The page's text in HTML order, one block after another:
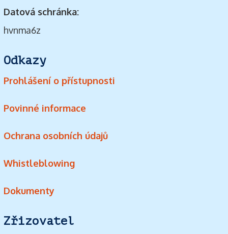
Datová schránka:
hvnma6z
Odkazy
Prohlášení o přístupnosti
Povinné informace
Ochrana osobních údajů
Whistleblowing
Dokumenty
Zřizovatel